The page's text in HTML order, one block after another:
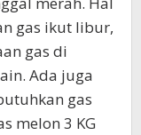
gas ikut libur,
gas di
Ada juga
gas
melon 3 KG